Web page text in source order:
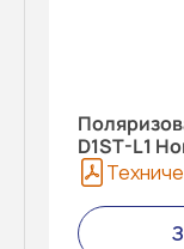
D1ST-L1